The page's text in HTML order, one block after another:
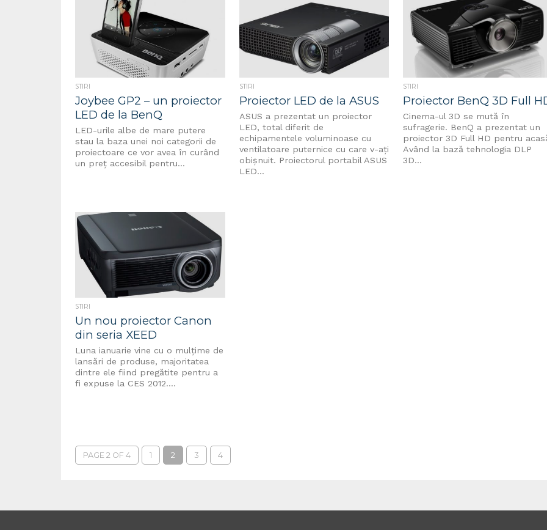
STIRI
Joybee GP2 – un proiector
LED de la BenQ
LED-urile albe de mare putere
stau la baza unei noi categorii de
proiectoare ce vor avea în curând
un preț accesibil pentru...
STIRI
Proiector LED de la ASUS
ASUS a prezentat un proiector
LED, total diferit de
echipamentele voluminoase cu
ventilatoare puternice cu care v-ați
obișnuit. Proiectorul portabil ASUS
LED...
STIRI
Proiector BenQ 3D Full
Cinema-ul 3D se mută în
sufragerie. BenQ a prezentat un
proiector 3D Full HD pentru
Având la bază tehnologia DLP
3D...
STIRI
Un nou proiector Canon
din seria XEED
Luna ianuarie vine cu o mulțime de
lansări de produse, majoritatea
dintre ele fiind pregătite pentru a
fi expuse la CES 2012....
PAGE 2 OF 4 1 2 3 4